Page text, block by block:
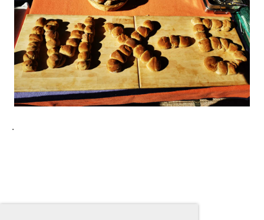
.